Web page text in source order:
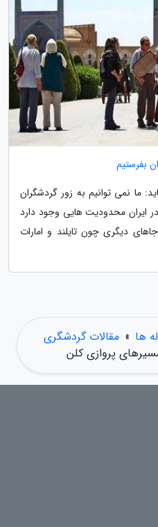
بفرستیم
ما نمی توانیم به زور گردشگران
ایران محدودیت هایی وجود دارد
دیگری چون تایلند و امارات
ها » مقالات گردشگری
پروازی کلن